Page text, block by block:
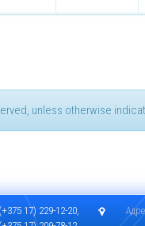
unless otherwise
(+375 17) 229-12-20,